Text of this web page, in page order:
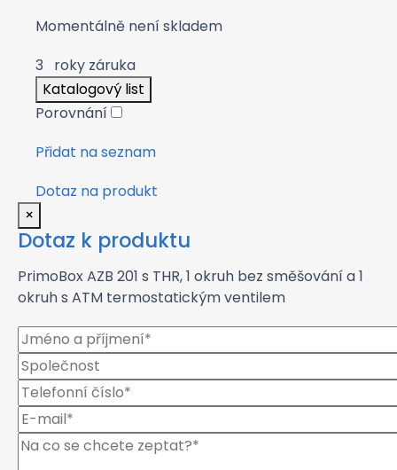
Momentálně není skladem
3
roky záruka
Katalogový list
Porovnání
Přidat na seznam
Dotaz na produkt
×
Dotaz k produktu
PrimoBox AZB 201 s THR, 1 okruh bez směšování a 1
okruh s ATM termostatickým ventilem